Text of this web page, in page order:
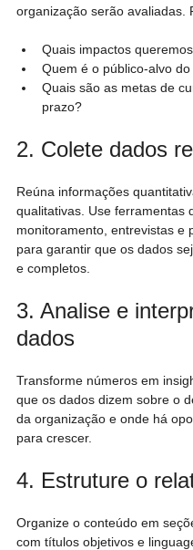
organização serão avaliadas.
Quais impactos
Quem é o público-alvo
Quais são as metas de
prazo?
2. Colete dados
Reúna informações
qualitativas. Use ferramentas
monitoramento, entrevistas e
para garantir que os dados
e completos.
3. Analise e
dados
Transforme números em
que os dados dizem sobre o
da organização e onde há
para crescer.
4. Estruture o
Organize o conteúdo em
com títulos objetivos e